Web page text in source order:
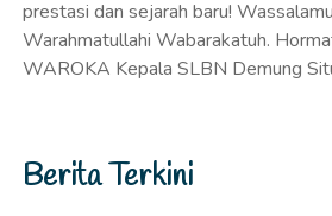
20 Mei 2026